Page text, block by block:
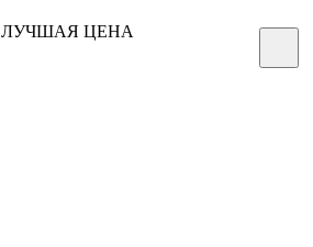
ЛУЧШАЯ ЦЕНА